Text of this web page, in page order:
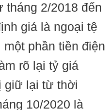
tháng 2/2018 đến
giá là ngoại tệ
phần tiền điện
rõ lại tỷ giá
giữ lại từ thời
10/2020 là